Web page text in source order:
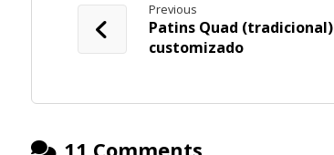
Previous
Patins Quad (tradicional)
customizado
11 Comments